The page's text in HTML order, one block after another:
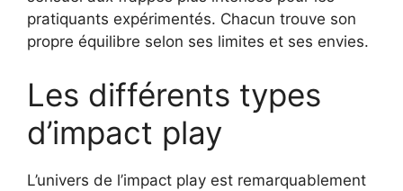
pratiquants expérimentés. Chacun trouve son
propre équilibre selon ses limites et ses envies.
Les différents types
d’impact play
L’univers de l’impact play est remarquablement